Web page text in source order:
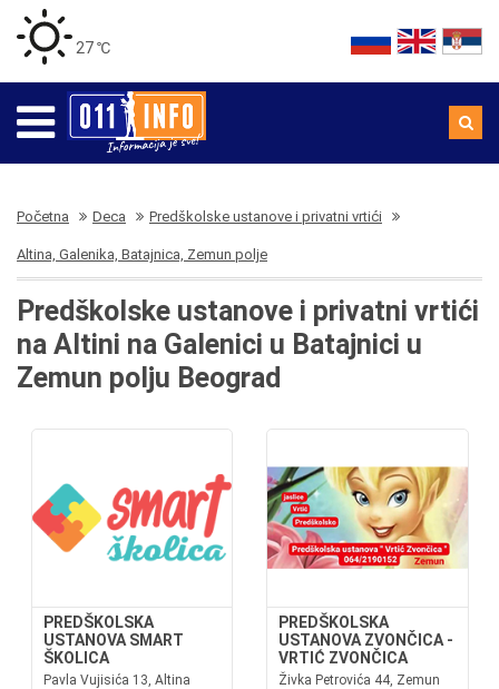
27 ℃
Početna Deca Predškolske ustanove i privatni vrtići
Altina, Galenika, Batajnica, Zemun polje
Predškolske ustanove i privatni vrtići
na Altini na Galenici u Batajnici u
Zemun polju Beograd
PREDŠKOLSKA
USTANOVA SMART
ŠKOLICA
Pavla Vujisića 13, Altina
PREDŠKOLSKA
USTANOVA ZVONČICA -
VRTIĆ ZVONČICA
Živka Petrovića 44, Zemun